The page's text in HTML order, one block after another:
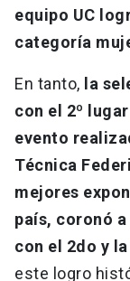
equipo UC
categoría
En tanto, la
con el 2º
evento
Técnica
mejores
país, coronó a
con el 2do y
este logro